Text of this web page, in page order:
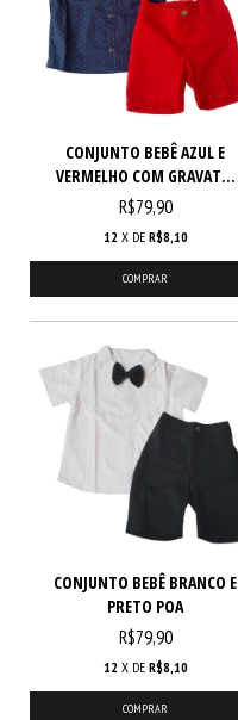
CONJUNTO BEBÊ AZUL E
VERMELHO COM GRAVAT...
R$79,90
12 X DE R$8,10
COMPRAR
CONJUNTO BEBÊ BRANCO E
PRETO POA
R$79,90
12 X DE R$8,10
COMPRAR